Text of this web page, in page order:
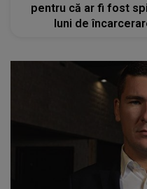
pentru că ar fi fost
luni de